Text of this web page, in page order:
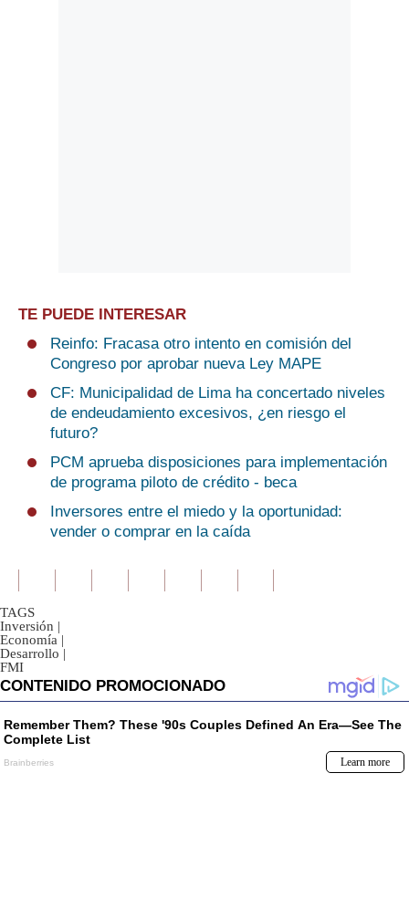
TE PUEDE INTERESAR
Reinfo: Fracasa otro intento en comisión del
Congreso por aprobar nueva Ley MAPE
CF: Municipalidad de Lima ha concertado niveles
de endeudamiento excesivos, ¿en riesgo el
futuro?
PCM aprueba disposiciones para implementación
de programa piloto de crédito - beca
Inversores entre el miedo y la oportunidad:
vender o comprar en la caída
TAGS
Inversión |
Economía |
Desarrollo |
FMI